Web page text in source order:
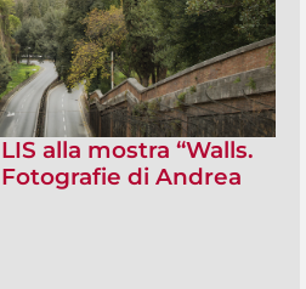
alla mostra “Walls.
di Andrea